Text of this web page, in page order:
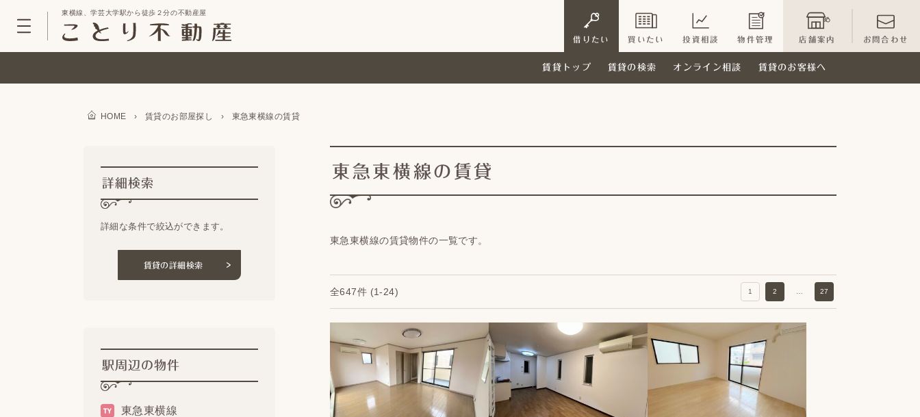
東横線、学芸大学駅から徒歩２分の不動産屋
借りたい 買いたい 投資相談 物件管理 店舗案内 お問合わせ
賃貸トップ 賃貸の検索 オンライン相談 賃貸のお客様へ
HOME › 賃貸のお部屋探し › 東急東横線の賃貸
東急東横線の賃貸
東急東横線の賃貸物件の一覧です。
1 2 27
全647件 (1-24)
詳細検索
詳細な条件で絞込ができます。
賃貸の詳細検索
駅周辺の物件
東急東横線